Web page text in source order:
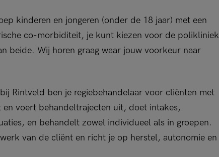
kinderen en jongeren (onder de 18 jaar) met een
co-morbiditeit, je kunt kiezen voor de polikliniek
beide. Wij horen graag waar jouw voorkeur naar
Rintveld ben je regiebehandelaar voor cliënten met
voert behandeltrajecten uit, doet intakes,
en behandelt zowel individueel als in groepen.
van de cliënt en richt je op herstel, autonomie en